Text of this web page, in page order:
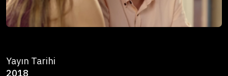
Yayın Tarihi
2018